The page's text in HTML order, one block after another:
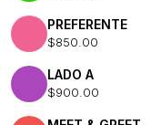
PREFERENTE
$850.00
LADO A
$900.00